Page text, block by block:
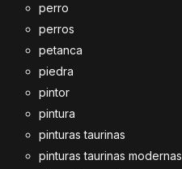
perro
perros
petanca
piedra
pintor
pintura
pinturas taurinas
pinturas taurinas modernas